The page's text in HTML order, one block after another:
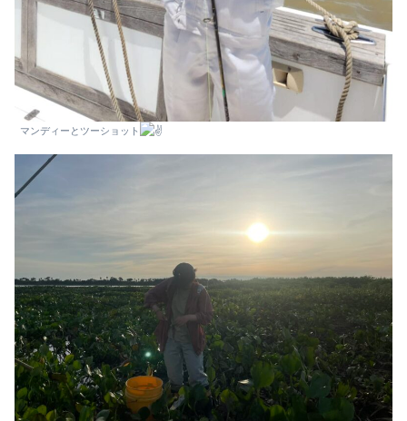
マンディーとツーショット